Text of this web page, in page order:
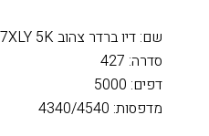
שם: דיו ברדר צהוב BROTHER LC427XLY 5K
סדרה: 427
דפים: 5000
מדפסות: 4340/4540